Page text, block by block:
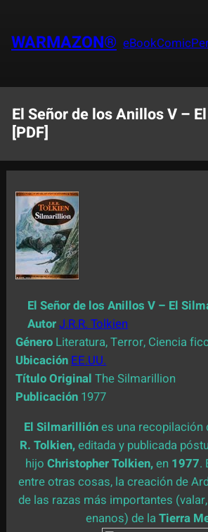
contenido
WARMAZON® eBookComic
El Señor de los Anillos V –
[PDF]
El Señor de los Anillos V – El
AutorJ.R.R. Tolkien
Género Literatura, Terror, Ciencia
Ubicación EE.UU.
Título OriginalThe Silmarillion
Publicación 1977
El Silmarilliónes una recopilación
R. Tolkien,editada y publicada
hijo Christopher Tolkien,en 1977.
entre otras cosas, la creación de
de las razas más importantes
enanos) de la Tierra